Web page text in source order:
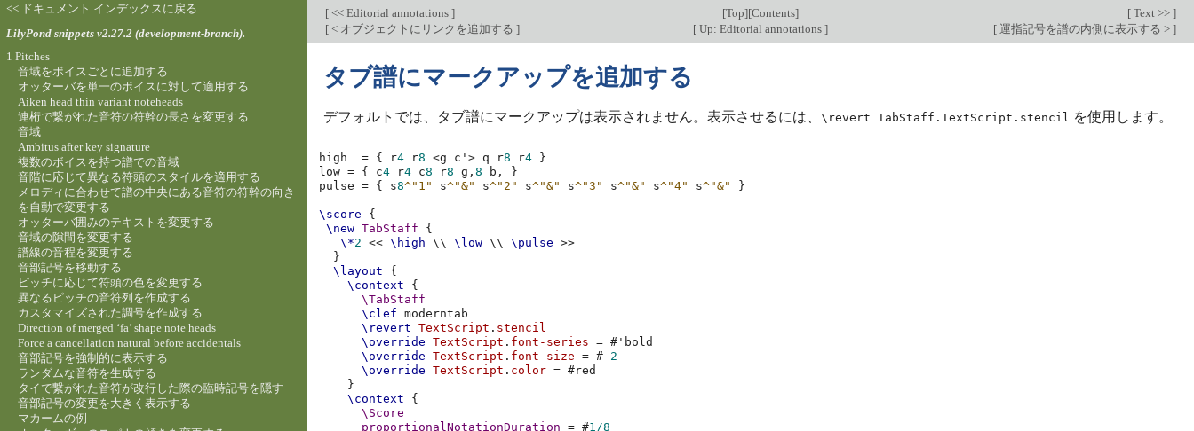
[ << Editorial annotations ] [Top][Contents] [ Text >> ]
[ < オブジェクトにリンクを追加する ] [Up: Editorial annotations ] [ 運指記号を譜の内側に表示する > ]
タブ譜にマークアップを追加する
デフォルトでは、タブ譜にマークアップは表示されません。表示させるには、 \revert TabStaff.TextScript.stencil を使用します。
high = { r4 r8 <g c'> q r8 r4
}
low = { c4 r4 c8 r8 g,8 b,
}
pulse
= { s8^"1" s^"&" s^"2" s^"&" s^"3" s^"&" s^"4" s^"&" }
\score
{
\new TabStaff
{
\*2 << \high \\ \low \\ \pulse
>>
}
\layout
{
\context
{
\TabStaff
\clef
moderntab
\revert
TextScript . stencil
\override
TextScript . font-series = # 'bold
\override
TextScript . font-size = #-2
\override
TextScript . color = #red
}
\context
{
\Score
proportionalNotationDuration
= #1/8
<< ドキュメント インデックスに戻る
LilyPond snippets v2.27.2 (development-branch).
1 Pitches
音域をボイスごとに追加する
オッターバを単一のボイスに対して適用する
Aiken head thin variant noteheads
連桁で繋がれた音符の符幹の長さを変更する
音域
Ambitus after key signature
複数のボイスを持つ譜での音域
音階に応じて異なる符頭のスタイルを適用する
メロディに合わせて譜の中央にある音符の符幹の向き
を自動で変更する
オッターバ囲みのテキストを変更する
音域の隙間を変更する
譜線の音程を変更する
音部記号を移動する
ピッチに応じて符頭の色を変更する
異なるピッチの音符列を作成する
カスタマイズされた調号を作成する
Direction of merged ‘fa’ shape note heads
Force a cancellation natural before accidentals
音部記号を強制的に表示する
ランダムな音符を生成する
タイで繋がれた音符が改行した際の臨時記号を隠す
音部記号の変更を大きく表示する
マカームの例